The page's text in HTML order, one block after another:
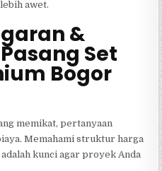
awet.
&
Set
Bogor
memikat, pertanyaan
Memahami struktur harga
kunci agar proyek Anda